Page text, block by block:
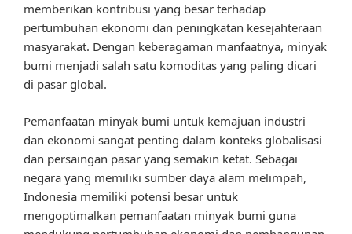
memberikan kontribusi yang besar terhadap
pertumbuhan ekonomi dan peningkatan kesejahteraan
masyarakat. Dengan keberagaman manfaatnya, minyak
bumi menjadi salah satu komoditas yang paling dicari
di pasar global.
Pemanfaatan minyak bumi untuk kemajuan industri
dan ekonomi sangat penting dalam konteks globalisasi
dan persaingan pasar yang semakin ketat. Sebagai
negara yang memiliki sumber daya alam melimpah,
Indonesia memiliki potensi besar untuk
mengoptimalkan pemanfaatan minyak bumi guna